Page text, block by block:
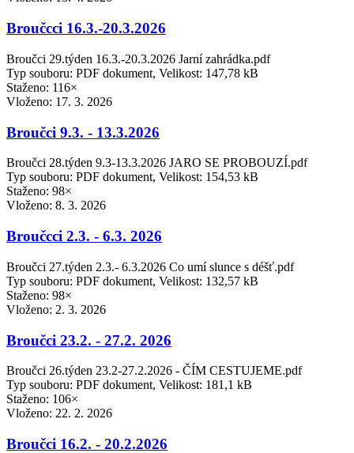
Broučcci 16.3.-20.3.2026
Broučci 29.týden 16.3.-20.3.2026 Jarní zahrádka.pdf
Typ souboru: PDF dokument, Velikost: 147,78 kB
Staženo: 116×
Vloženo: 17. 3. 2026
Broučci 9.3. - 13.3.2026
Broučci 28.týden 9.3-13.3.2026 JARO SE PROBOUZÍ.pdf
Typ souboru: PDF dokument, Velikost: 154,53 kB
Staženo: 98×
Vloženo: 8. 3. 2026
Broučcci 2.3. - 6.3. 2026
Broučci 27.týden 2.3.- 6.3.2026 Co umí slunce s déšť.pdf
Typ souboru: PDF dokument, Velikost: 132,57 kB
Staženo: 98×
Vloženo: 2. 3. 2026
Broučci 23.2. - 27.2. 2026
Broučci 26.týden 23.2-27.2.2026 - ČÍM CESTUJEME.pdf
Typ souboru: PDF dokument, Velikost: 181,1 kB
Staženo: 106×
Vloženo: 22. 2. 2026
Broučci 16.2. - 20.2.2026